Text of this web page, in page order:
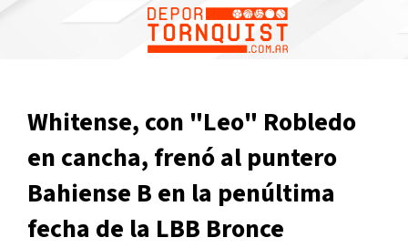
Whitense, con "Leo" Robledo
en cancha, frenó al puntero
Bahiense B en la penúltima
fecha de la LBB Bronce